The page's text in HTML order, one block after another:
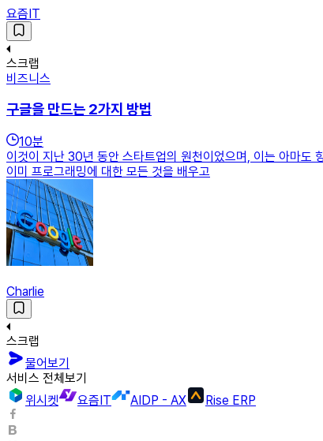
요즘IT
스크랩
비즈니스
구글을 만드는 2가지 방법
10분
이것이 지난 30년 동안 스타트업의 원천이었으며, 이는 아마도
이미 프로그래밍에 대한 모든 것을 배우고
Charlie
스크랩
물어보기
서비스 전체보기
위시켓
요즘IT AIDP - AX Rise ERP